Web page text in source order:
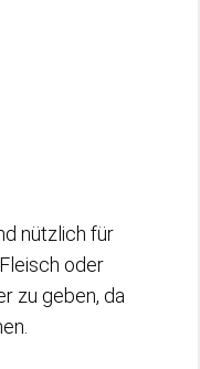
nützlich für
oder
zu geben, da